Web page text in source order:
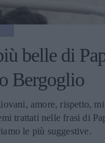
belle di
Bergoglio
amore, rispetto,
trattati nelle frasi di
le più suggestive.